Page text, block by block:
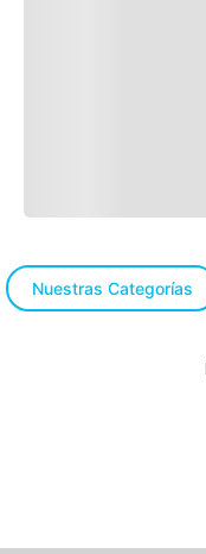
Nuestras Categorías